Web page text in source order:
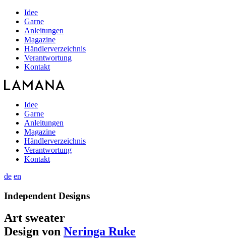
Idee
Garne
Anleitungen
Magazine
Händlerverzeichnis
Verantwortung
Kontakt
Idee
Garne
Anleitungen
Magazine
Händlerverzeichnis
Verantwortung
Kontakt
de en
Independent Designs
Art sweater
Design von Neringa Ruke